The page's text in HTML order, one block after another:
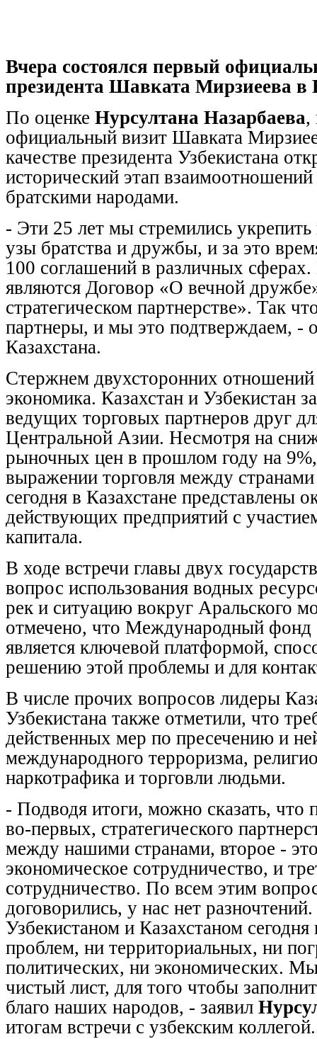
Вчера состоялся первый
президента Шавката Мирзиеева в
По оценке Нурсултана Назарбаева,
официальный визит Шавката
качестве президента Узбекистана
исторический этап
братскими народами.
- Эти 25 лет мы стремились
узы братства и дружбы, и за это
100 соглашений в различных
являются Договор «О вечной
стратегическом партнерстве». Так
партнеры, и мы это подтверждаем, -
Казахстана.
Стержнем двухсторонних отношений
экономика. Казахстан и Узбекистан
ведущих торговых партнеров друг
Центральной Азии. Несмотря на
рыночных цен в прошлом году на
выражении торговля между
сегодня в Казахстане представлены
действующих предприятий с
капитала.
В ходе встречи главы двух
вопрос использования водных
рек и ситуацию вокруг Аральского
отмечено, что Международный фонд
является ключевой платформой,
решению этой проблемы и для
В числе прочих вопросов лидеры
Узбекистана также отметили, что
действенных мер по пресечению и
международного терроризма,
наркотрафика и торговли людьми.
- Подводя итоги, можно сказать,
во-первых, стратегического
между нашими странами, второе -
экономическое сотрудничество, и
сотрудничество. По всем этим
договорились, у нас нет
Узбекистаном и Казахстаном
проблем, ни территориальных, ни
политических, ни экономических.
чистый лист, для того чтобы
благо наших народов, - заявил
итогам встречи с узбекским коллегой.